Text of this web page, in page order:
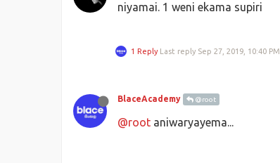
niyamai. 1 weni ekama supiri
1 Reply Last reply Sep 27, 2019, 10:40 PM
BlaceAcademy @root
@root aniwaryayema...